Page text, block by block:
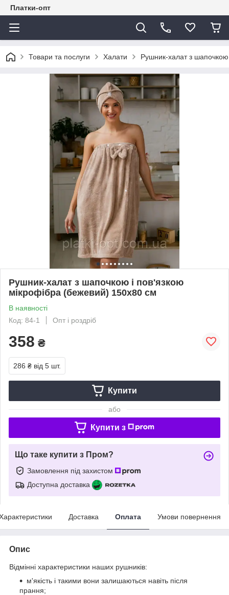
Платки-опт
Товари та послуги Халати Рушник-халат з
Рушник-халат з шапочкою і пов'язкою
мікрофібра (бежевий) 150х80 см
В наявності
Код: 84-1
Опт і роздріб
358 ₴
286 ₴ від 5 шт.
Купити
або
Купити з
Що таке купити з Пром?
Замовлення під захистом
Доступна доставка
Доставка Оплата Умови повернення
Опис
Відмінні характеристики наших рушників:
м'якість і такими вони залишаються навіть після
прання;